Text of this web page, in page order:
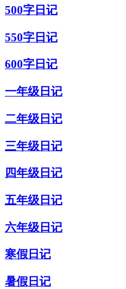
500字日记
550字日记
600字日记
一年级日记
二年级日记
三年级日记
四年级日记
五年级日记
六年级日记
寒假日记
暑假日记